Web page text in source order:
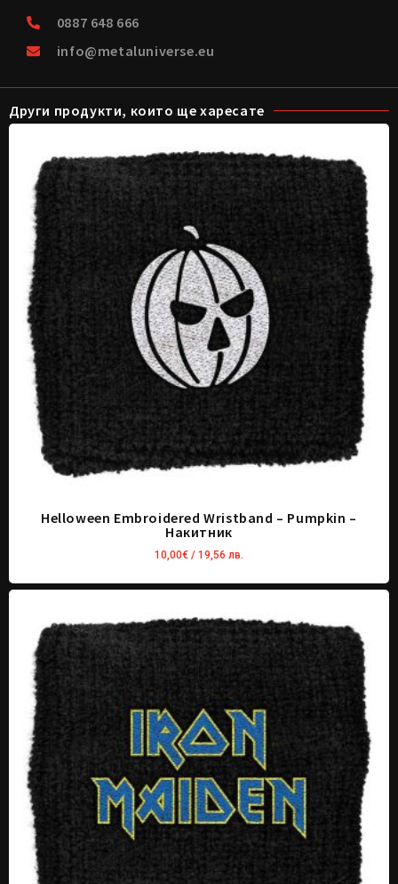
0887 648 666
info@metaluniverse.eu
Други продукти, които ще харесате
Helloween Embroidered Wristband – Pumpkin –
Накитник
10,00€ / 19,56 лв.